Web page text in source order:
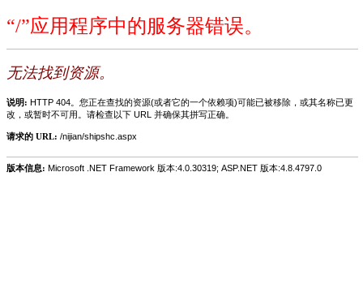
“/”应用程序中的服务器错误。
无法找到资源。
说明: HTTP 404。您正在查找的资源(或者它的一个依赖项)可能已被移除，或其名称已更
改，或暂时不可用。请检查以下 URL 并确保其拼写正确。
请求的 URL: /nijian/shipshc.aspx
版本信息: Microsoft .NET Framework 版本:4.0.30319; ASP.NET 版本:4.8.4797.0